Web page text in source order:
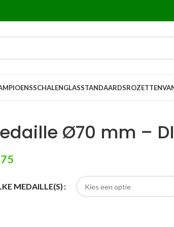
GLASSTANDAARDSROZETTEN
Ø70 mm –
MEDAILLE(S)